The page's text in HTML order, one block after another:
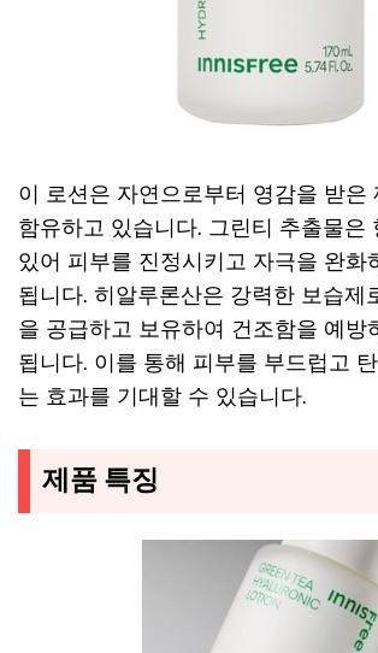
이 로션은 자연으로부터 영감을 받은
함유하고 있습니다. 그린티 추출물은
있어 피부를 진정시키고 자극을 완화
됩니다. 히알루론산은 강력한 보습제
을 공급하고 보유하여 건조함을 예방
됩니다. 이를 통해 피부를 부드럽고
는 효과를 기대할 수 있습니다.
제품 특징